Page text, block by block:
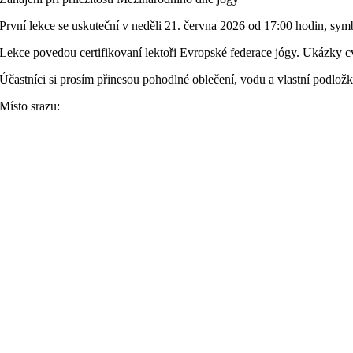
První lekce se uskuteční v neděli 21. června 2026 od 17:00 hodin,
Lekce povedou certifikovaní lektoři Evropské federace jógy. Ukázky
Účastníci si prosím přinesou pohodlné oblečení, vodu a vlastní
Místo srazu: